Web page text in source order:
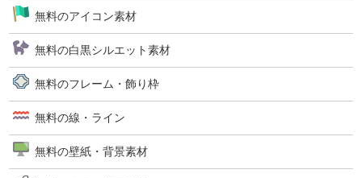
無料のアイコン素材
無料の白黒シルエット素材
無料のフレーム・飾り枠
無料の線・ライン
無料の壁紙・背景素材